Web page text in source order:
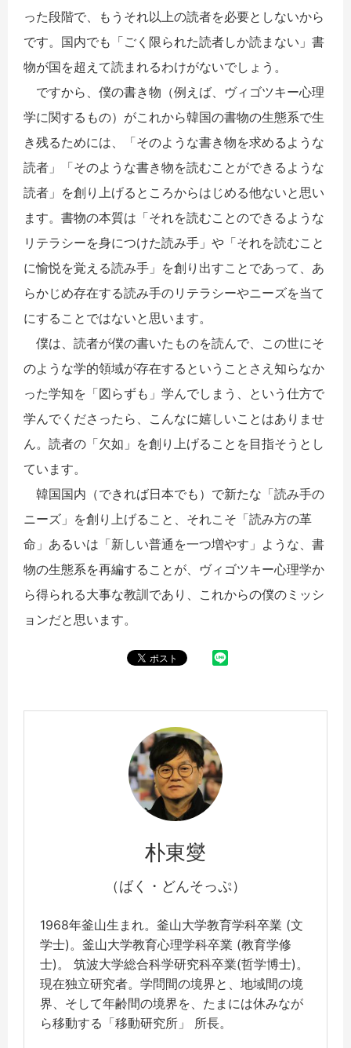
った段階で、もうそれ以上の読者を必要としないから
です。国内でも「ごく限られた読者しか読まない」書
物が国を超えて読まれるわけがないでしょう。
ですから、僕の書き物（例えば、ヴィゴツキー心理
学に関するもの）がこれから韓国の書物の生態系で生
き残るためには、「そのような書き物を求めるような
読者」「そのような書き物を読むことができるような
読者」を創り上げるところからはじめる他ないと思い
ます。書物の本質は「それを読むことのできるような
リテラシーを身につけた読み手」や「それを読むこと
に愉悦を覚える読み手」を創り出すことであって、あ
らかじめ存在する読み手のリテラシーやニーズを当て
にすることではないと思います。
僕は、読者が僕の書いたものを読んで、この世にそ
のような学的領域が存在するということさえ知らなか
った学知を「図らずも」学んでしまう、という仕方で
学んでくださったら、こんなに嬉しいことはありませ
ん。読者の「欠如」を創り上げることを目指そうとし
ています。
韓国国内（できれば日本でも）で新たな「読み手の
ニーズ」を創り上げること、それこそ「読み方の革
命」あるいは「新しい普通を一つ増やす」ような、書
物の生態系を再編することが、ヴィゴツキー心理学か
ら得られる大事な教訓であり、これからの僕のミッシ
ョンだと思います。
朴東燮
（ばく・どんそっぷ）
1968年釜山生まれ。釜山大学教育学科卒業 (文
学士)。釜山大学教育心理学科卒業 (教育学修
士)。 筑波大学総合科学研究科卒業(哲学博士)。
現在独立研究者。学問間の境界と、地域間の境
界、そして年齢間の境界を、たまには休みなが
ら移動する「移動研究所」 所長。